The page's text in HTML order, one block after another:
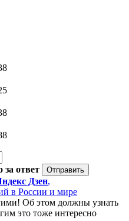
за ответ
Дзен,
в России и мире
Об этом должны узнать
это тоже интересно